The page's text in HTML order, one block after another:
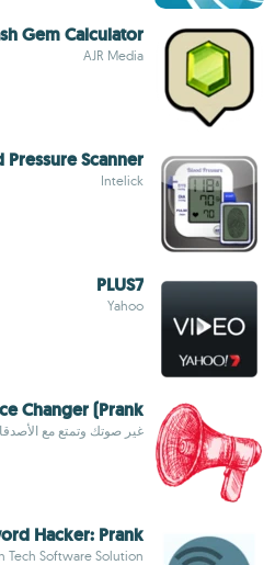
Gem Calculator
AJR Media
Pressure Scanner
Intelick
PLUS7
Yahoo
Changer (Prank)
غير صوتك وتمتع مع
Hacker: Prank
Tech Software Solution